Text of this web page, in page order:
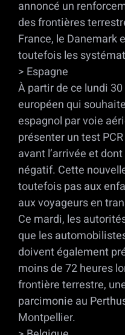
annoncé un
des frontières
France, le Danemark
toutefois les
> Espagne
À partir de ce lundi
européen qui
espagnol par voie
présenter un test
avant l’arrivée et
négatif. Cette
toutefois pas aux
aux voyageurs en
Ce mardi, les
que les
doivent également
moins de 72 heures
frontière terrestre,
parcimonie au
Montpellier.